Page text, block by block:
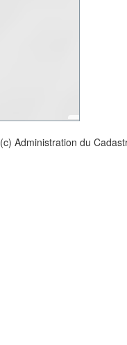
(c) Administration du